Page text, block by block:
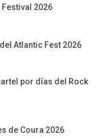
2026
Atlantic Fest 2026
por días del Rock
de Coura 2026